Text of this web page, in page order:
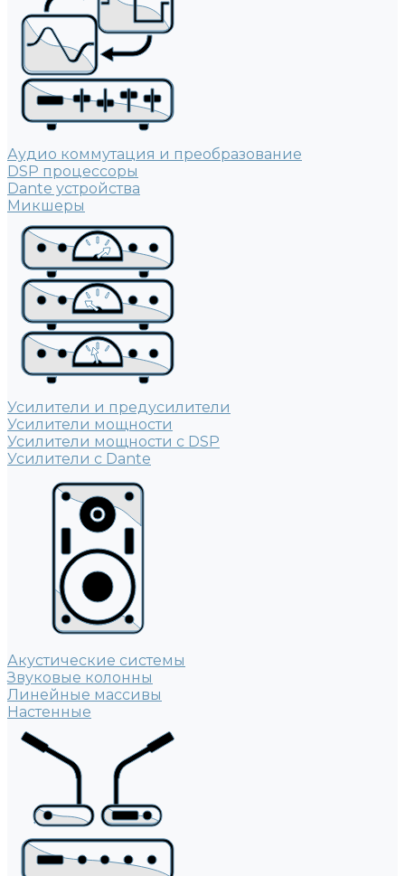
Аудио коммутация и преобразование
DSP процессоры
Dante устройства
Микшеры
Усилители и предусилители
Усилители мощности
Усилители мощности с DSP
Усилители с Dante
Акустические системы
Звуковые колонны
Линейные массивы
Настенные